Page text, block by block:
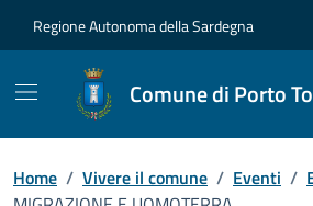
Regione Autonoma della Sardegna
Comune di Porto
Home / Vivere il comune / Eventi /